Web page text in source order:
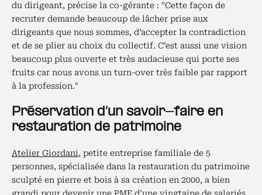
du dirigeant, précise la co-gérante : "Cette façon de
recruter demande beaucoup de lâcher prise aux
dirigeants que nous sommes, d’accepter la contradiction
et de se plier au choix du collectif. C’est aussi une vision
beaucoup plus ouverte et très audacieuse qui porte ses
fruits car nous avons un turn-over très faible par rapport
à la profession."
Préservation d’un savoir-faire en
restauration de patrimoine
Atelier Giordani, petite entreprise familiale de 5
personnes, spécialisée dans la restauration du patrimoine
sculpté en pierre et bois à sa création en 2000, a bien